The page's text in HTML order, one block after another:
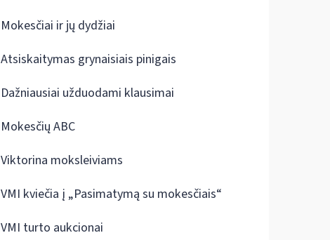
Mokesčiai ir jų dydžiai
Atsiskaitymas grynaisiais pinigais
Dažniausiai užduodami klausimai
Mokesčių ABC
Viktorina moksleiviams
VMI kviečia į „Pasimatymą su mokesčiais“
VMI turto aukcionai